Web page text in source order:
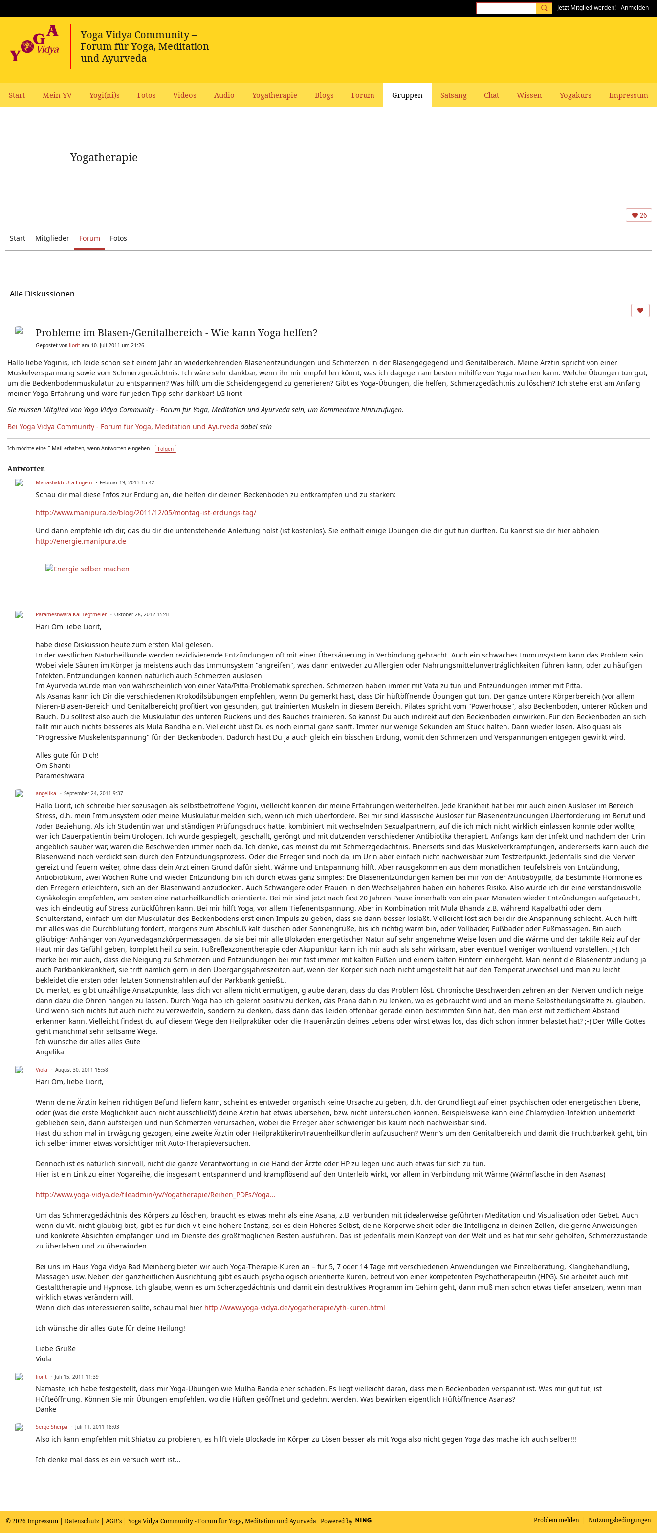
Jetzt Mitglied werden! Anmelden
Start Mein YV Yogi(ni)s Fotos Videos Audio Yogatherapie Blogs Forum Gruppen Satsang Chat Wissen Yogakurs Impressum
Yogatherapie
26
Start Mitglieder Forum Fotos
Alle Diskussionen
Probleme im Blasen-/Genitalbereich - Wie kann Yoga helfen?
Gepostet von liorit am 10. Juli 2011 um 21:26
Hallo liebe Yoginis, ich leide schon seit einem Jahr an wiederkehrenden Blasenentzündungen und Schmerzen in der Blasengegegend und Genitalbereich. Meine Ärztin spricht von einer
Muskelverspannung sowie vom Schmerzgedächtnis. Ich wäre sehr dankbar, wenn ihr mir empfehlen könnt, was ich dagegen am besten mihilfe von Yoga machen kann. Welche Übungen tun gut,
um die Beckenbodenmuskulatur zu entspannen? Was hilft um die Scheidengegend zu generieren? Gibt es Yoga-Übungen, die helfen, Schmerzgedächtnis zu löschen? Ich stehe erst am Anfang
meiner Yoga-Erfahrung und wäre für jeden Tipp sehr dankbar! LG liorit
Sie müssen Mitglied von Yoga Vidya Community - Forum für Yoga, Meditation und Ayurveda sein, um Kommentare hinzuzufügen.
Bei Yoga Vidya Community - Forum für Yoga, Meditation und Ayurveda dabei sein
Ich möchte eine E-Mail erhalten, wenn Antworten eingehen – Folgen
Antworten
Mahashakti Uta Engeln Februar 19, 2013 15:42
Schau dir mal diese Infos zur Erdung an, die helfen dir deinen Beckenboden zu entkrampfen und zu stärken:
http://www.manipura.de/blog/2011/12/05/montag-ist-erdungs-tag/
Und dann empfehle ich dir, das du dir die untenstehende Anleitung holst (ist kostenlos). Sie enthält einige Übungen die dir gut tun dürften. Du kannst sie dir hier abholen
http://energie.manipura.de
Parameshwara Kai Tegtmeier Oktober 28, 2012 15:41
Hari Om liebe Liorit,
habe diese Diskussion heute zum ersten Mal gelesen.
In der westlichen Naturheilkunde werden rezidivierende Entzündungen oft mit einer Übersäuerung in Verbindung gebracht. Auch ein schwaches Immunsystem kann das Problem sein.
Wobei viele Säuren im Körper ja meistens auch das Immunsystem "angreifen", was dann entweder zu Allergien oder Nahrungsmittelunverträglichkeiten führen kann, oder zu häufigen
Infekten. Entzündungen können natürlich auch Schmerzen auslösen.
Im Ayurveda würde man von wahrscheinlich von einer Vata/Pitta-Problematik sprechen. Schmerzen haben immer mit Vata zu tun und Entzündungen immer mit Pitta.
Als Asanas kann ich Dir die verschiedenen Krokodilsübungen empfehlen, wenn Du gemerkt hast, dass Dir hüftöffnende Übungen gut tun. Der ganze untere Körperbereich (vor allem
Nieren-Blasen-Bereich und Genitalbereich) profitiert von gesunden, gut trainierten Muskeln in diesem Bereich. Pilates spricht vom "Powerhouse", also Beckenboden, unterer Rücken und
Bauch. Du solltest also auch die Muskulatur des unteren Rückens und des Bauches trainieren. So kannst Du auch indirekt auf den Beckenboden einwirken. Für den Beckenboden an sich
fällt mir auch nichts besseres als Mula Bandha ein. Vielleicht übst Du es noch einmal ganz sanft. Immer nur wenige Sekunden am Stück halten. Dann wieder lösen. Also quasi als
"Progressive Muskelentspannung" für den Beckenboden. Dadurch hast Du ja auch gleich ein bisschen Erdung, womit den Schmerzen und Verspannungen entgegen gewirkt wird.
Alles gute für Dich!
Om Shanti
Parameshwara
angelika September 24, 2011 9:37
Hallo Liorit, ich schreibe hier sozusagen als selbstbetroffene Yogini, vielleicht können dir meine Erfahrungen weiterhelfen. Jede Krankheit hat bei mir auch einen Auslöser im Bereich
Stress, d.h. mein Immunsystem oder meine Muskulatur melden sich, wenn ich mich überfordere. Bei mir sind klassische Auslöser für Blasenentzündungen Überforderung im Beruf und
/oder Beziehung. Als ich Studentin war und ständigen Prüfungsdruck hatte, kombiniert mit wechselnden Sexualpartnern, auf die ich mich nicht wirklich einlassen konnte oder wollte,
war ich Dauerpatientin beim Urologen. Ich wurde gespiegelt, geschallt, geröngt und mit dutzenden verschiedener Antibiotika therapiert. Anfangs kam der Infekt und nachdem der Urin
angeblich sauber war, waren die Beschwerden immer noch da. Ich denke, das meinst du mit Schmerzgedächtnis. Einerseits sind das Muskelverkrampfungen, andererseits kann auch die
Blasenwand noch verdickt sein durch den Entzündungsprozess. Oder die Erreger sind noch da, im Urin aber einfach nicht nachweisbar zum Testzeitpunkt. Jedenfalls sind die Nerven
gereizt und feuern weiter, ohne dass dein Arzt einen Grund dafür sieht. Wärme und Entspannung hilft. Aber rausgekommen aus dem monatlichen Teufelskreis von Entzündung,
Antiobiotikum, zwei Wochen Ruhe und wieder Entzündung bin ich durch etwas ganz simples: Die Blasenentzündungen kamen bei mir von der Antibabypille, da bestimmte Hormone es
den Erregern erleichtern, sich an der Blasenwand anzudocken. Auch Schwangere oder Frauen in den Wechseljahren haben ein höheres Risiko. Also würde ich dir eine verständnisvolle
Gynäkologin empfehlen, am besten eine naturheilkundlich orientierte. Bei mir sind jetzt nach fast 20 Jahren Pause innerhalb von ein paar Monaten wieder Entzündungen aufgetaucht,
was ich eindeutig auf Stress zurückführen kann. Bei mir hilft Yoga, vor allem Tiefenentspannung. Aber in Kombination mit Mula Bhanda z.B. während Kapalbathi oder dem
Schulterstand, einfach um der Muskulatur des Beckenbodens erst einen Impuls zu geben, dass sie dann besser losläßt. Vielleicht löst sich bei dir die Anspannung schlecht. Auch hilft
mir alles was die Durchblutung fördert, morgens zum Abschluß kalt duschen oder Sonnengrüße, bis ich richtig warm bin, oder Vollbäder, Fußbäder oder Fußmassagen. Bin auch
gläubiger Anhänger von Ayurvedaganzkörpermassagen, da sie bei mir alle Blokaden energetischer Natur auf sehr angenehme Weise lösen und die Wärme und der taktile Reiz auf der
Haut mir das Gefühl geben, komplett heil zu sein. Fußreflexzonentherapie oder Akupunktur kann ich mir auch als sehr wirksam, aber eventuell weniger wohltuend vorstellen. ;-) Ich
merke bei mir auch, dass die Neigung zu Schmerzen und Entzündungen bei mir fast immer mit kalten Füßen und einem kalten Hintern einhergeht. Man nennt die Blasenentzündung ja
auch Parkbankkrankheit, sie tritt nämlich gern in den Übergangsjahreszeiten auf, wenn der Körper sich noch nicht umgestellt hat auf den Temperaturwechsel und man zu leicht
bekleidet die ersten oder letzten Sonnenstrahlen auf der Parkbank genießt..
Du merkst, es gibt unzählige Ansatzpunkte, lass dich vor allem nicht ermutigen, glaube daran, dass du das Problem löst. Chronische Beschwerden zehren an den Nerven und ich neige
dann dazu die Ohren hängen zu lassen. Durch Yoga hab ich gelernt positiv zu denken, das Prana dahin zu lenken, wo es gebraucht wird und an meine Selbstheilungskräfte zu glauben.
Und wenn sich nichts tut auch nicht zu verzweifeln, sondern zu denken, dass dann das Leiden offenbar gerade einen bestimmten Sinn hat, den man erst mit zeitlichem Abstand
erkennen kann. Vielleicht findest du auf diesem Wege den Heilpraktiker oder die Frauenärztin deines Lebens oder wirst etwas los, das dich schon immer belastet hat? ;-) Der Wille Gottes
geht manchmal sehr seltsame Wege.
Ich wünsche dir alles alles Gute
Angelika
Viola August 30, 2011 15:58
Hari Om, liebe Liorit,
Wenn deine Ärztin keinen richtigen Befund liefern kann, scheint es entweder organisch keine Ursache zu geben, d.h. der Grund liegt auf einer psychischen oder energetischen Ebene,
oder (was die erste Möglichkeit auch nicht ausschließt) deine Ärztin hat etwas übersehen, bzw. nicht untersuchen können. Beispielsweise kann eine Chlamydien-Infektion unbemerkt
geblieben sein, dann aufsteigen und nun Schmerzen verursachen, wobei die Erreger aber schwieriger bis kaum noch nachweisbar sind.
Hast du schon mal in Erwägung gezogen, eine zweite Ärztin oder Heilpraktikerin/Frauenheilkundlerin aufzusuchen? Wenn’s um den Genitalbereich und damit die Fruchtbarkeit geht, bin
ich selber immer etwas vorsichtiger mit Auto-Therapieversuchen.
Dennoch ist es natürlich sinnvoll, nicht die ganze Verantwortung in die Hand der Ärzte oder HP zu legen und auch etwas für sich zu tun.
Hier ist ein Link zu einer Yogareihe, die insgesamt entspannend und krampflösend auf den Unterleib wirkt, vor allem in Verbindung mit Wärme (Wärmflasche in den Asanas)
http://www.yoga-vidya.de/fileadmin/yv/Yogatherapie/Reihen_PDFs/Yoga...
Um das Schmerzgedächtnis des Körpers zu löschen, braucht es etwas mehr als eine Asana, z.B. verbunden mit (idealerweise geführter) Meditation und Visualisation oder Gebet. Auch
wenn du vlt. nicht gläubig bist, gibt es für dich vlt eine höhere Instanz, sei es dein Höheres Selbst, deine Körperweisheit oder die Intelligenz in deinen Zellen, die gerne Anweisungen
und konkrete Absichten empfangen und im Dienste des größtmöglichen Besten ausführen. Das ist jedenfalls mein Konzept von der Welt und es hat mir sehr geholfen, Schmerzzustände
zu überleben und zu überwinden.
Bei uns im Haus Yoga Vidya Bad Meinberg bieten wir auch Yoga-Therapie-Kuren an – für 5, 7 oder 14 Tage mit verschiedenen Anwendungen wie Einzelberatung, Klangbehandlung,
Massagen usw. Neben der ganzheitlichen Ausrichtung gibt es auch psychologisch orientierte Kuren, betreut von einer kompetenten Psychotherapeutin (HPG). Sie arbeitet auch mit
Gestalttherapie und Hypnose. Ich glaube, wenn es um Scherzgedächtnis und damit ein destruktives Programm im Gehirn geht, dann muß man schon etwas tiefer ansetzen, wenn man
wirklich etwas verändern will.
Wenn dich das interessieren sollte, schau mal hier http://www.yoga-vidya.de/yogatherapie/yth-kuren.html
Ich wünsche dir alles Gute für deine Heilung!
Liebe Grüße
Viola
liorit Juli 15, 2011 11:39
Namaste, ich habe festgestellt, dass mir Yoga-Übungen wie Mulha Banda eher schaden. Es liegt vielleicht daran, dass mein Beckenboden verspannt ist. Was mir gut tut, ist
Hüfteöffnung. Können Sie mir Übungen empfehlen, wo die Hüften geöffnet und gedehnt werden. Was bewirken eigentlich Hüftöffnende Asanas?
Danke
Serge Sherpa Juli 11, 2011 18:03
Also ich kann empfehlen mit Shiatsu zu probieren, es hilft viele Blockade im Körper zu Lösen besser als mit Yoga also nicht gegen Yoga das mache ich auch selber!!!
Ich denke mal dass es ein versuch wert ist...
Problem melden | Nutzungsbedingungen
© 2026 Impressum | Datenschutz | AGB's | Yoga Vidya Community - Forum für Yoga, Meditation und Ayurveda Powered by